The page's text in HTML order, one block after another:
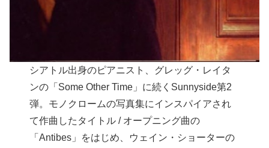
シアトル出身のピアニスト、グレッグ・レイタ
ンの「Some Other Time」に続くSunnyside第2
弾。モノクロームの写真集にインスパイアされ
て作曲したタイトル / オープニング曲の
「Antibes」をはじめ、ウェイン・ショーターの